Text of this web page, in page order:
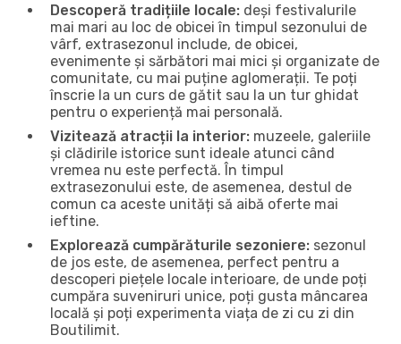
Descoperă tradițiile locale: deși festivalurile
mai mari au loc de obicei în timpul sezonului de
vârf, extrasezonul include, de obicei,
evenimente și sărbători mai mici și organizate de
comunitate, cu mai puține aglomerații. Te poți
înscrie la un curs de gătit sau la un tur ghidat
pentru o experiență mai personală.
Vizitează atracții la interior: muzeele, galeriile
și clădirile istorice sunt ideale atunci când
vremea nu este perfectă. În timpul
extrasezonului este, de asemenea, destul de
comun ca aceste unități să aibă oferte mai
ieftine.
Explorează cumpărăturile sezoniere: sezonul
de jos este, de asemenea, perfect pentru a
descoperi piețele locale interioare, de unde poți
cumpăra suveniruri unice, poți gusta mâncarea
locală și poți experimenta viața de zi cu zi din
Boutilimit.